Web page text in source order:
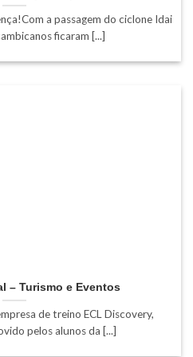
a passagem do ciclone Idai
ficaram [...]
– Turismo e Eventos
de treino ECL Discovery,
pelos alunos da [...]